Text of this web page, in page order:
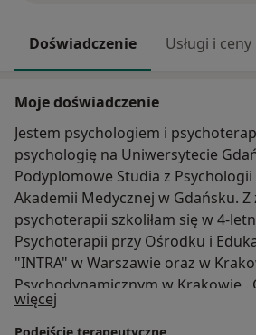
Doświadczenie Usługi i ceny
Moje doświadczenie
Jestem psychologiem i
psychologię na Uniwersytecie
Podyplomowe Studia z
Akademii Medycznej w Gdańsku. Z
psychoterapii szkoliłam się w 4-
Psychoterapii przy Ośrodku i
"INTRA" w Warszawie oraz w
Psychodynamicznym w Krakowie .
posiadają rekomendację Polskiego
Psychologicznego. Posiadam 15
więcej